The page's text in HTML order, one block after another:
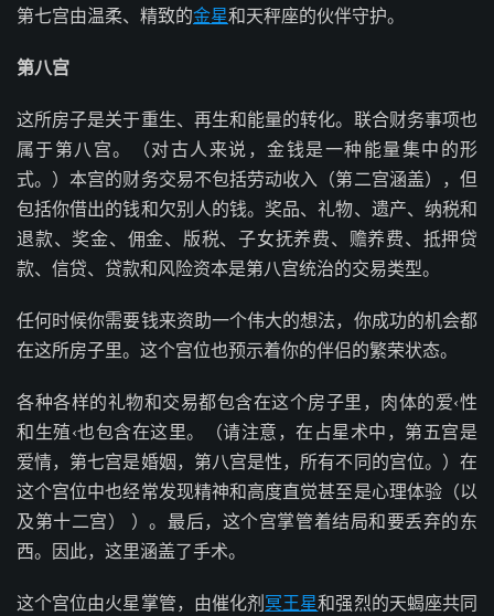
第七宫由温柔、精致的金星和天秤座的伙伴守护。
第八宫
这所房子是关于重生、再生和能量的转化。联合财务事项也
属于第八宫。（对古人来说，金钱是一种能量集中的形
式。）本宫的财务交易不包括劳动收入（第二宫涵盖），但
包括你借出的钱和欠别人的钱。奖品、礼物、遗产、纳税和
退款、奖金、佣金、版税、子女抚养费、赡养费、抵押贷
款、信贷、贷款和风险资本是第八宫统治的交易类型。
任何时候你需要钱来资助一个伟大的想法，你成功的机会都
在这所房子里。这个宫位也预示着你的伴侣的繁荣状态。
各种各样的礼物和交易都包含在这个房子里，肉体的爱‹性
和生殖‹也包含在这里。（请注意，在占星术中，第五宫是
爱情，第七宫是婚姻，第八宫是性，所有不同的宫位。）在
这个宫位中也经常发现精神和高度直觉甚至是心理体验（以
及第十二宫） ）。最后，这个宫掌管着结局和要丢弃的东
西。因此，这里涵盖了手术。
这个宫位由火星掌管，由催化剂 冥王星和强烈的天蝎座共同